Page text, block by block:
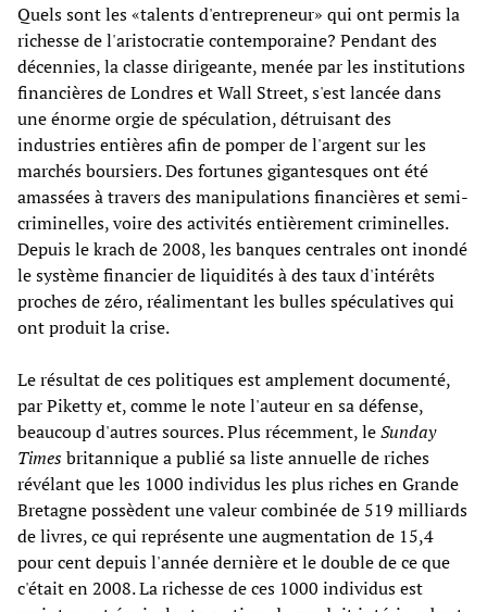
Quels sont les «talents d'entrepreneur» qui ont permis la
richesse de l'aristocratie contemporaine? Pendant des
décennies, la classe dirigeante, menée par les institutions
financières de Londres et Wall Street, s'est lancée dans
une énorme orgie de spéculation, détruisant des
industries entières afin de pomper de l'argent sur les
marchés boursiers. Des fortunes gigantesques ont été
amassées à travers des manipulations financières et semi-
criminelles, voire des activités entièrement criminelles.
Depuis le krach de 2008, les banques centrales ont inondé
le système financier de liquidités à des taux d'intérêts
proches de zéro, réalimentant les bulles spéculatives qui
ont produit la crise.
Le résultat de ces politiques est amplement documenté,
par Piketty et, comme le note l'auteur en sa défense,
beaucoup d'autres sources. Plus récemment, leSunday
Timesbritannique a publié sa liste annuelle de riches
révélant que les 1000 individus les plus riches en Grande
Bretagne possèdent une valeur combinée de 519 milliards
de livres, ce qui représente une augmentation de 15,4
pour cent depuis l'année dernière et le double de ce que
c'était en 2008. La richesse de ces 1000 individus est